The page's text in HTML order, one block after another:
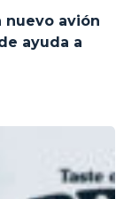
nuevo avión
ayuda a